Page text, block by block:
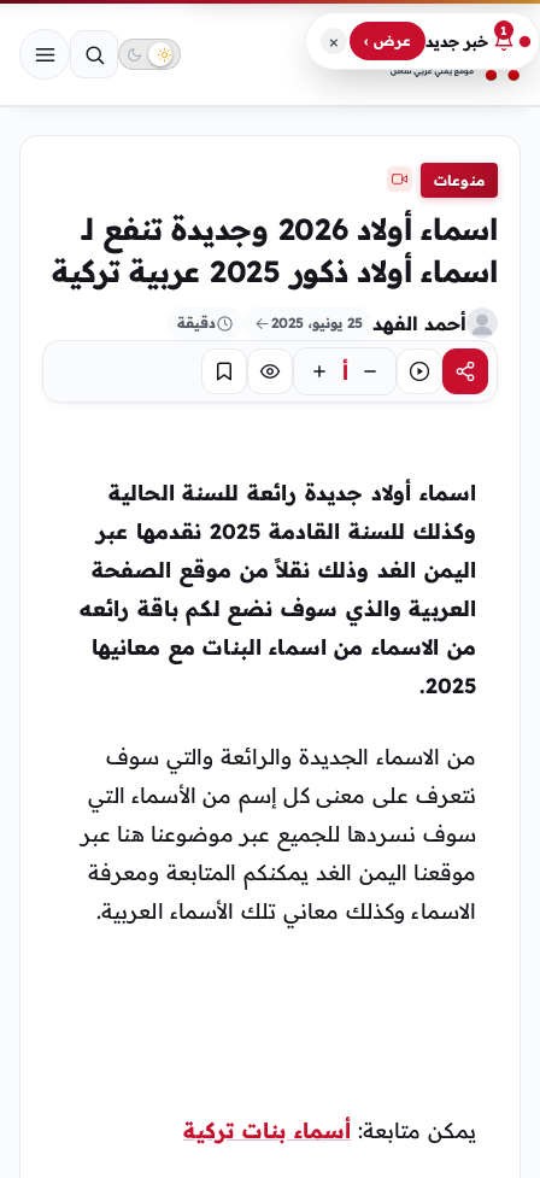
منوعات
اسماء أولاد 2026 وجديدة تنفع لـ
اسماء أولاد ذكور 2025 عربية تركية
أحمد الفهد 25 يونيو، 2025 دقيقة
مشاركةاستماع أ تركيز حفظ
اسماء أولاد جديدة رائعة للسنة الحالية
وكذلك للسنة القادمة 2025 نقدمها عبر
اليمن الغد وذلك نقلاً من موقع الصفحة
العربية والذي سوف نضع لكم باقة رائعه
من الاسماء من اسماء البنات مع معانيها
2025.
من الاسماء الجديدة والرائعة والتي سوف
نتعرف على معنى كل إسم من الأسماء التي
سوف نسردها للجميع عبر موضوعنا هنا عبر
موقعنا اليمن الغد يمكنكم المتابعة ومعرفة
الاسماء وكذلك معاني تلك الأسماء العربية.
يمكن متابعة: أسماء بنات تركية
1
خبر جديد عرض › ×